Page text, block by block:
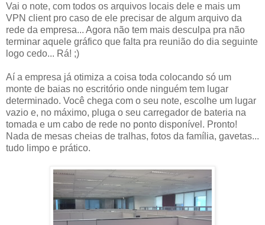
Vai o note, com todos os arquivos locais dele e mais um
VPN client pro caso de ele precisar de algum arquivo da
rede da empresa... Agora não tem mais desculpa pra não
terminar aquele gráfico que falta pra reunião do dia seguinte
logo cedo... Rá! ;)
Aí a empresa já otimiza a coisa toda colocando só um
monte de baias no escritório onde ninguém tem lugar
determinado. Você chega com o seu note, escolhe um lugar
vazio e, no máximo, pluga o seu carregador de bateria na
tomada e um cabo de rede no ponto disponível. Pronto!
Nada de mesas cheias de tralhas, fotos da família, gavetas...
tudo limpo e prático.